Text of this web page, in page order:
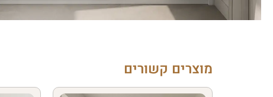
מוצרים קשורים